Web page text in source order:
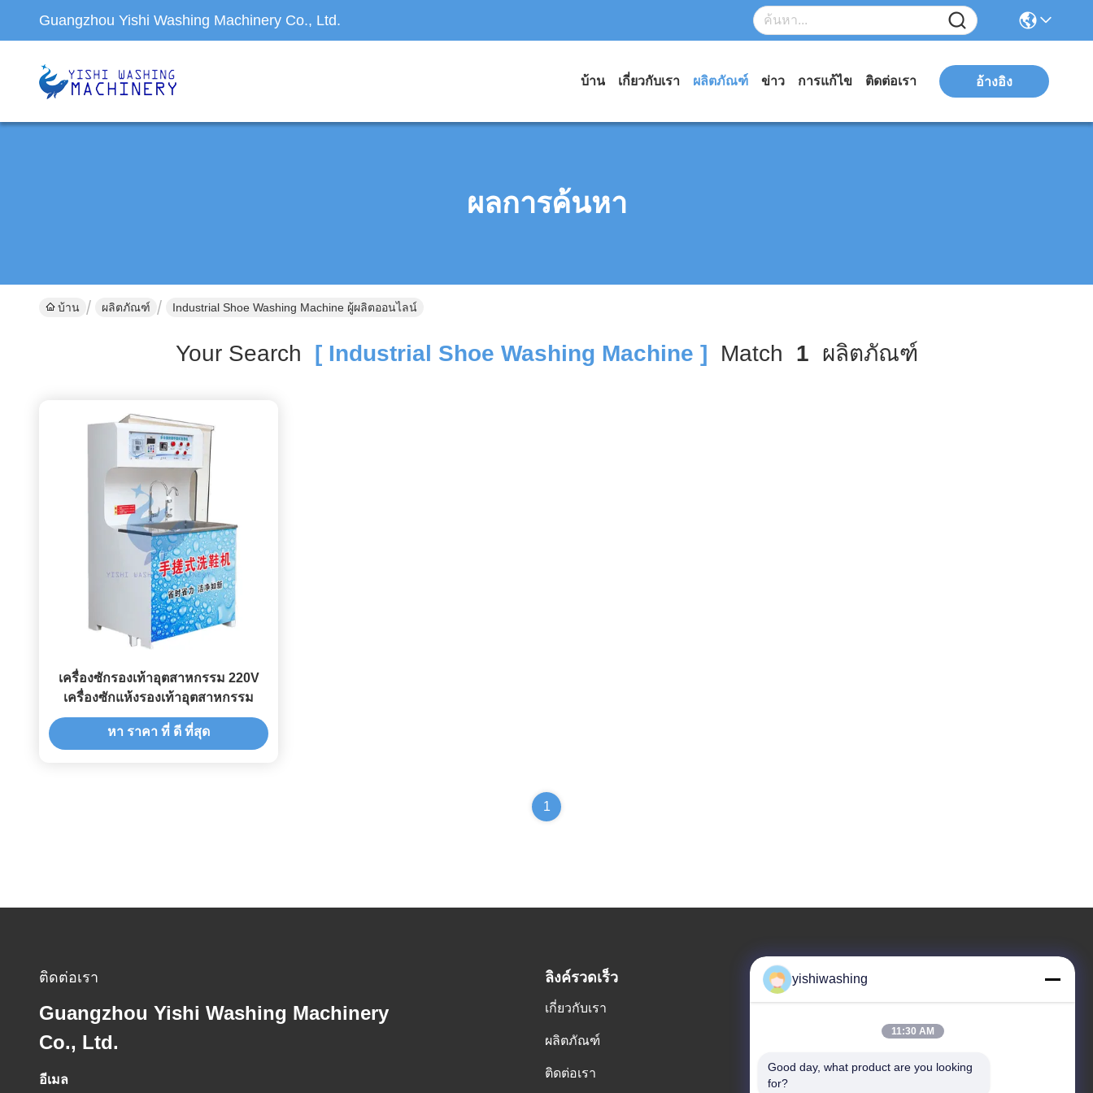
Guangzhou Yishi Washing Machinery Co., Ltd.
บ้าน เกี่ยวกับเรา ผลิตภัณฑ์ ข่าว การแก้ไข ติดต่อเรา อ้างอิง
ผลการค้นหา
บ้าน ผลิตภัณฑ์ Industrial Shoe Washing Machine ผู้ผลิตออนไลน์
Your Search [ Industrial Shoe Washing Machine ] Match 1 ผลิตภัณฑ์
เครื่องซักรองเท้าอุตสาหกรรม 220V
เครื่องซักแห้งรองเท้าอุตสาหกรรม
หา ราคา ที่ ดี ที่สุด
1
ติดต่อเรา
Guangzhou Yishi Washing Machinery
Co., Ltd.
อีเมล
ลิงค์รวดเร็ว
เกี่ยวกับเรา
ผลิตภัณฑ์
ติดต่อเรา
ที่อยู่ของเรา
ไม่19, ถนนเลวคุน, จังหวัดนันชา, กวางโจว, จีน
ที่อยู่โรงงาน
ไม่19, ถนนเลวคุน, จังหวัดนันชา, กวางโจว, จีน
yishiwashing
11:30 AM
Good day, what product are you looking
for?